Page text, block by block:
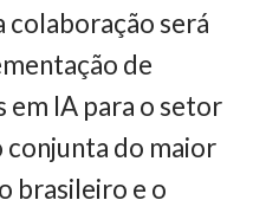
colaboração será
de
em IA para o setor
conjunta do maior
brasileiro e o